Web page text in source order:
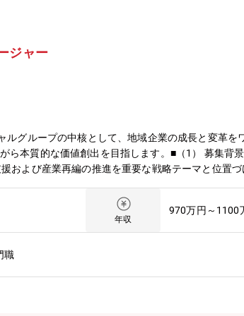
ジャー
ルグループの中核として、地域企業の成長と変革
ら本質的な価値創出を目指します。■（1） 募集背
および産業再編の推進を重要な戦略テーマと位置
度な案件への対応も見据え、ディール全体を統括
ます。■（2） ミッションM&A案件の企画・実行か
することがミッションです。単なる仲介・助言に
た、複数案件を横断した品質・リスク管理を担う
（3） 主な業務内容・M&A案件における全体設計
まで）・経営層・オーナーとの意思決定支援およ
年収
970万円～1100
職